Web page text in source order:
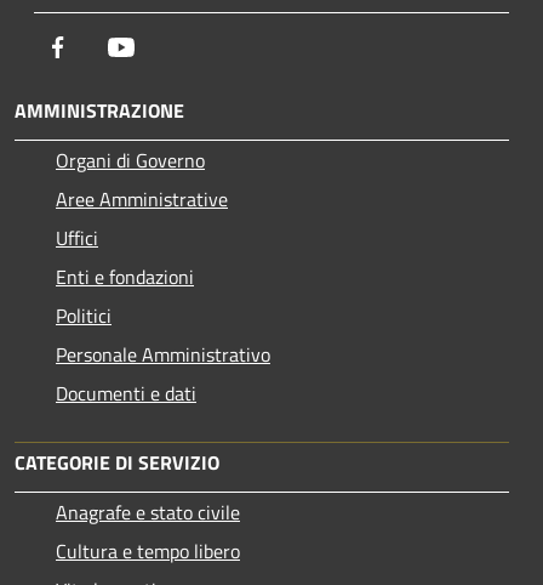
Facebook
AMMINISTRAZIONE
Organi di Governo
Aree Amministrative
Uffici
Enti e fondazioni
Politici
Personale Amministrativo
Documenti e dati
CATEGORIE DI SERVIZIO
Anagrafe e stato civile
Cultura e tempo libero